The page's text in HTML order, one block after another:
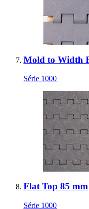
Mold to Width
Série 1000
Flat Top 85 mm
Série 1000